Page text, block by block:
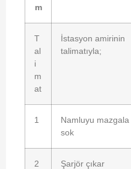
m
T
al
i
m
at
İstasyon amirinin
talimatıyla;
1
Namluyu mazgala
sok
2 Şarjör çıkar